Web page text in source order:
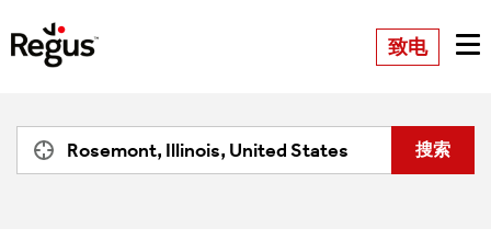
致电